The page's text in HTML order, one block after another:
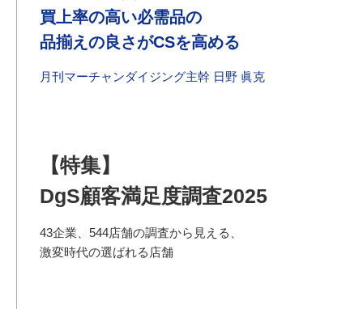
買上率の高い必需品の
品揃えの良さがCSを高める
月刊マーチャンダイジング主幹 日野 眞克
【特集】
DgS顧客満足度調査2025
43企業、544店舗の調査から見える、
激変時代の選ばれる店舗